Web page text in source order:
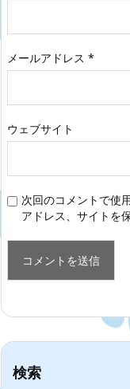
メールアドレス *
ウェブサイト
次回のコメントで使
アドレス、サイトを
検索